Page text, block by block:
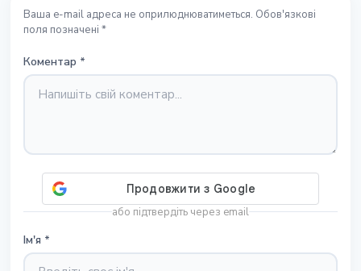
Ваша e-mail адреса не оприлюднюватиметься. Обов'язкові
поля позначені *
Коментар *
або підтвердіть через email
Ім'я *